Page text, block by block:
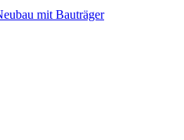
mit Bauträger